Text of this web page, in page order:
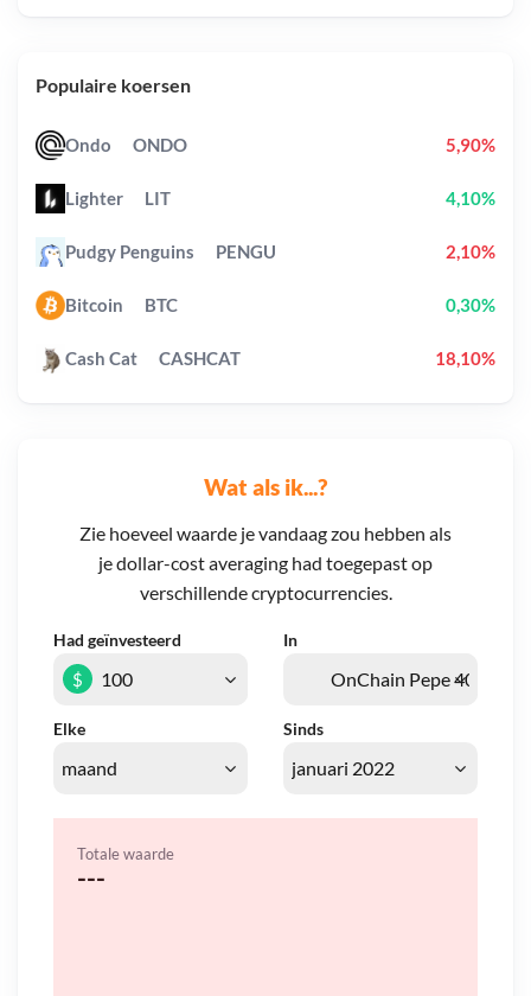
Wat als ik...?
Zie hoeveel waarde je vandaag zou hebben als
je dollar-cost averaging had toegepast op
verschillende cryptocurrencies.
Had geïnvesteerd In
Elke Sinds
$
Totale waarde
---
Populaire koersen
Ondo ONDO 5,90%
Lighter LIT 4,10%
Pudgy Penguins PENGU 2,10%
Bitcoin BTC 0,30%
Cash Cat CASHCAT 18,10%